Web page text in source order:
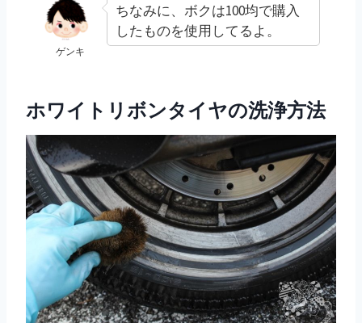
ゲンキ
ちなみに、ボクは100均で購入
したものを使用してるよ。
ホワイトリボンタイヤの洗浄方法